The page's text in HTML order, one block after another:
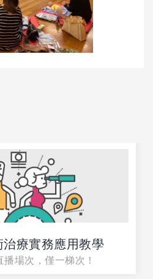
治療實務應用教學
播場次，僅一梯次！